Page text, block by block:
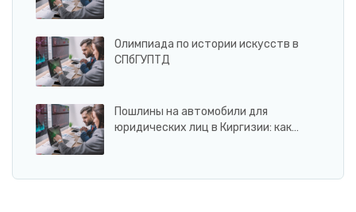
Олимпиада по истории искусств в
СПбГУПТД
Пошлины на автомобили для
юридических лиц в Киргизии: как…